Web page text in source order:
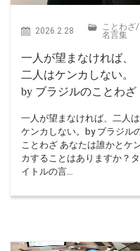
2026.2.28 ことわざ/
名言集
一人が望まなければ、
二人はケンカしない。
by ブラジルのことわざ
一人が望まなければ、二人は
ケンカしない。by ブラジル
ことわざ あなたは誰かとケ
カすることはありますか？タ
イトルの言…